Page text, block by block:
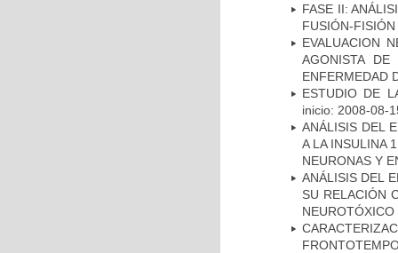
FASE II:
FUSIÓN-
EVALUACION
AGONISTA
ENFERMEDAD
ESTUDIO DE
inicio: 2008-08-
ANÁLISIS DEL
A LA INSULINA
NEURONAS Y
ANÁLISIS DEL
SU RELACIÓN
NEUROTÓXICO